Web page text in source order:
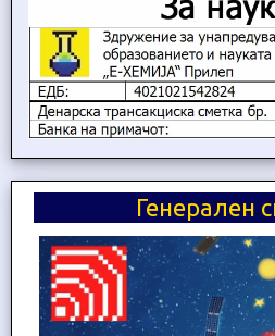
Генерален